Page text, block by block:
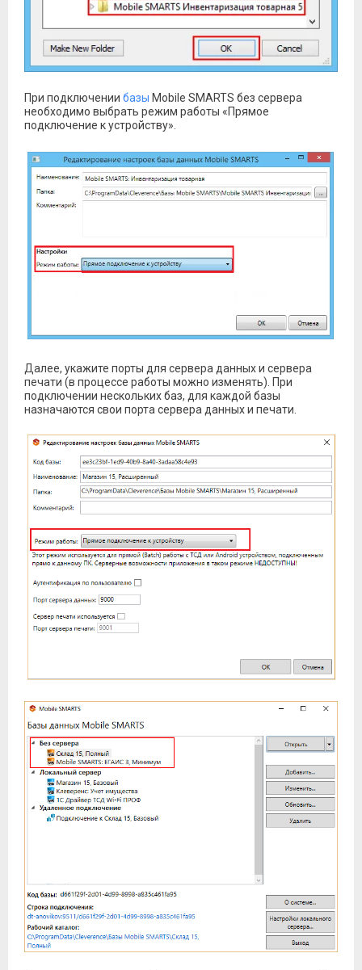
При подключении базы Mobile SMARTS без сервера
необходимо выбрать режим работы «Прямое
подключение к устройству».
Далее, укажите порты для сервера данных и сервера
печати (в процессе работы можно изменять). При
подключении нескольких баз, для каждой базы
назначаются свои порта сервера данных и печати.